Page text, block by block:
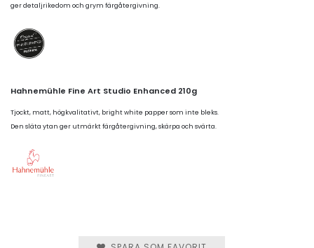
ger detaljrikedom och grym färgåtergivning.
Hahnemühle Fine Art Studio Enhanced 210g
Tjockt, matt, högkvalitativt, bright white papper som inte bleks.
Den släta ytan ger utmärkt färgåtergivning, skärpa och svärta.